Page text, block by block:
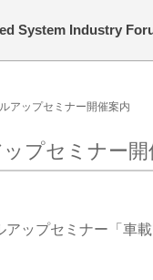
System Industry
アップセミナー開催案内
プセミナー開
ップセミナー「車